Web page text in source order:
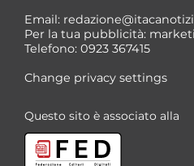
Email:
Per la tua pubblicità:
Telefono: 0923 367415
Change privacy settings
Questo sito è associato alla